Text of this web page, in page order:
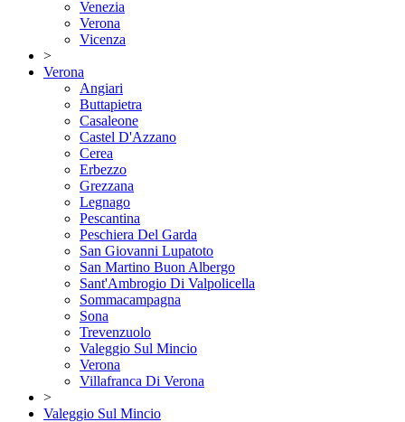
Venezia
Verona
Vicenza
>
Verona
Angiari
Buttapietra
Casaleone
Castel D'Azzano
Cerea
Erbezzo
Grezzana
Legnago
Pescantina
Peschiera Del Garda
San Giovanni Lupatoto
San Martino Buon Albergo
Sant'Ambrogio Di Valpolicella
Sommacampagna
Sona
Trevenzuolo
Valeggio Sul Mincio
Verona
Villafranca Di Verona
>
Valeggio Sul Mincio